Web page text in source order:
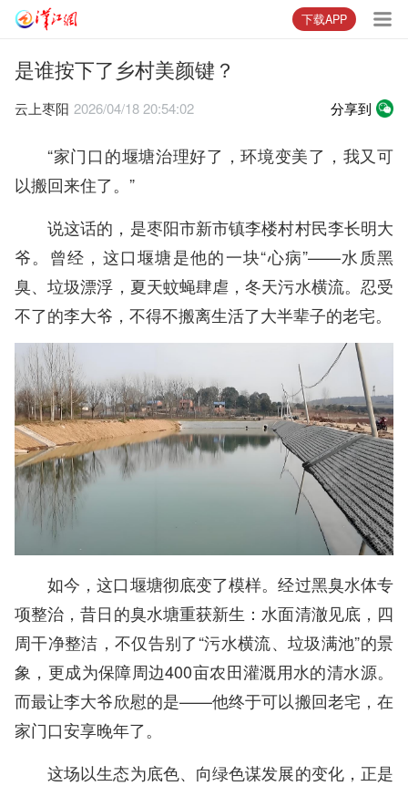
下载APP
是谁按下了乡村美颜键？
云上枣阳 2026/04/18 20:54:02 分享到
“家门口的堰塘治理好了，环境变美了，我又可
以搬回来住了。”
说这话的，是枣阳市新市镇李楼村村民李长明大
爷。曾经，这口堰塘是他的一块“心病”——水质黑
臭、垃圾漂浮，夏天蚊蝇肆虐，冬天污水横流。忍受
不了的李大爷，不得不搬离生活了大半辈子的老宅。
如今，这口堰塘彻底变了模样。经过黑臭水体专
项整治，昔日的臭水塘重获新生：水面清澈见底，四
周干净整洁，不仅告别了“污水横流、垃圾满池”的景
象，更成为保障周边400亩农田灌溉用水的清水源。
而最让李大爷欣慰的是——他终于可以搬回老宅，在
家门口安享晚年了。
这场以生态为底色、向绿色谋发展的变化，正是